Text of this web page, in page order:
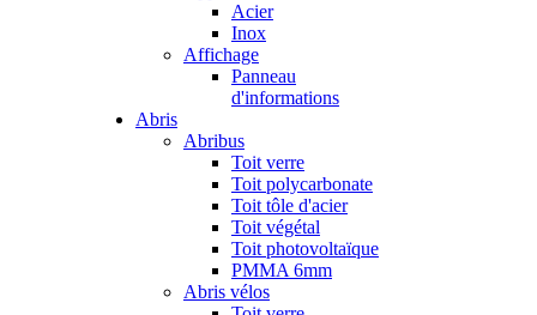
Acier
Inox
Affichage
Panneau
d'informations
Abris
Abribus
Toit verre
Toit polycarbonate
Toit tôle d'acier
Toit végétal
Toit photovoltaïque
PMMA 6mm
Abris vélos